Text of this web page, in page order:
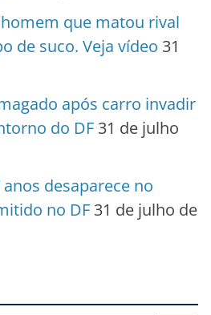
que matou rival
de suco. Veja vídeo 31
após carro invadir
do DF 31 de julho
desaparece no
no DF 31 de julho de